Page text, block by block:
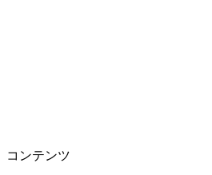
コンテンツ